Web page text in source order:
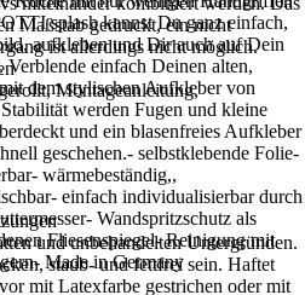
Maßstab gedruckt, ein nicht
ist allerdings nicht möglich.
Montageanleitung,
und unbehandelten Untergründen.
staub- und fettfrei sein. Haftet
mit Latexfarbe gestrichen oder mit
splash kannst Du ganz einfach,
aufkleben und Dir auch auf Dein
einfach Deinen alten,
dem stylischen Aufkleber von
werden Fugen und kleine
und ein blasenfreies Aufkleber
geschehen.- selbstklebende Folie-
wärmebeständig,,
einfach individualisierbar durch
Wandspritzschutz als
Fliesenspiegel- Reinigung mit
Made in Germany